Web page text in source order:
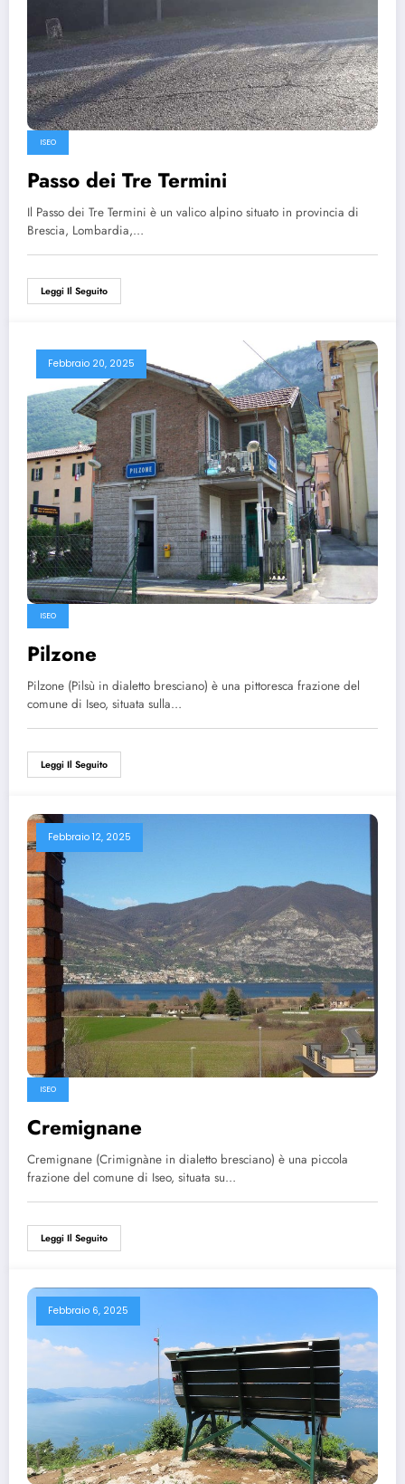
ISEO
Passo dei Tre Termini
Il Passo dei Tre Termini è un valico alpino situato in provincia di
Brescia, Lombardia,…
Leggi Il Seguito
Febbraio 20, 2025
ISEO
Pilzone
Pilzone (Pilsù in dialetto bresciano) è una pittoresca frazione del
comune di Iseo, situata sulla…
Leggi Il Seguito
Febbraio 12, 2025
ISEO
Cremignane
Cremignane (Crimignàne in dialetto bresciano) è una piccola
frazione del comune di Iseo, situata su…
Leggi Il Seguito
Febbraio 6, 2025